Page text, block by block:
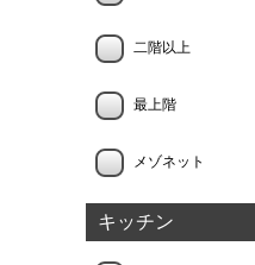
二階以上
最上階
メゾネット
キッチン